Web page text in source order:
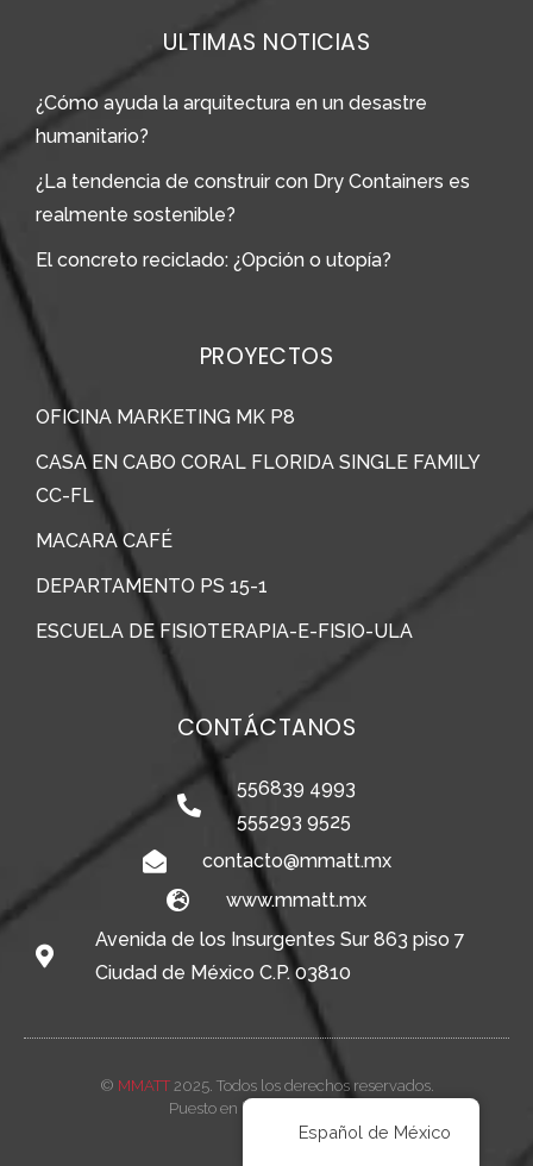
ULTIMAS NOTICIAS
¿Cómo ayuda la arquitectura en un desastre
humanitario?
¿La tendencia de construir con Dry Containers es
realmente sostenible?
El concreto reciclado: ¿Opción o utopía?
PROYECTOS
OFICINA MARKETING MK P8
CASA EN CABO CORAL FLORIDA SINGLE FAMILY
CC-FL
MACARA CAFÉ
DEPARTAMENTO PS 15-1
ESCUELA DE FISIOTERAPIA-E-FISIO-ULA
CONTÁCTANOS
556839 4993
555293 9525
contacto@mmatt.mx
www.mmatt.mx
Avenida de los Insurgentes Sur 863 piso 7
Ciudad de México C.P. 03810
© MMATT2025. Todos los derechos reservados.
Puesto en línea por
Español de México